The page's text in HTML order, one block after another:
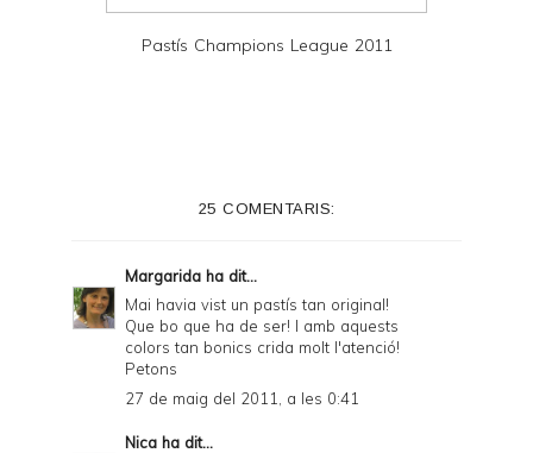
Pastís Champions League 2011
25 COMENTARIS:
Margarida ha dit...
Mai havia vist un pastís tan original!
Que bo que ha de ser! I amb aquests
colors tan bonics crida molt l'atenció!
Petons
27 de maig del 2011, a les 0:41
Nica ha dit...